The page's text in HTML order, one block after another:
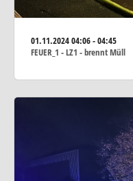
01.11.202404:06 - 04:45
FEUER_1 - LZ1 - brennt Müll